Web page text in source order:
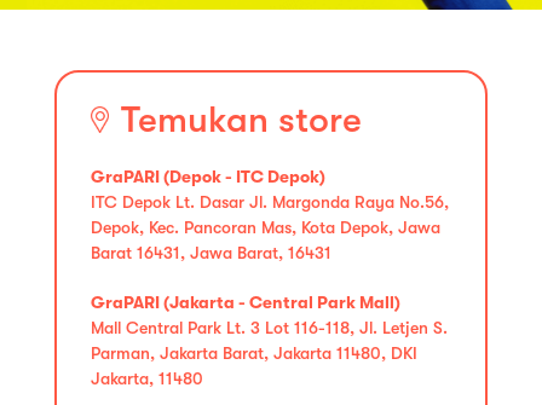
Temukan store
GraPARI (Depok - ITC Depok)
ITC Depok Lt. Dasar Jl. Margonda Raya No.56,
Depok, Kec. Pancoran Mas, Kota Depok, Jawa
Barat 16431, Jawa Barat, 16431
GraPARI (Jakarta - Central Park Mall)
Mall Central Park Lt. 3 Lot 116-118, Jl. Letjen S.
Parman, Jakarta Barat, Jakarta 11480, DKI
Jakarta, 11480